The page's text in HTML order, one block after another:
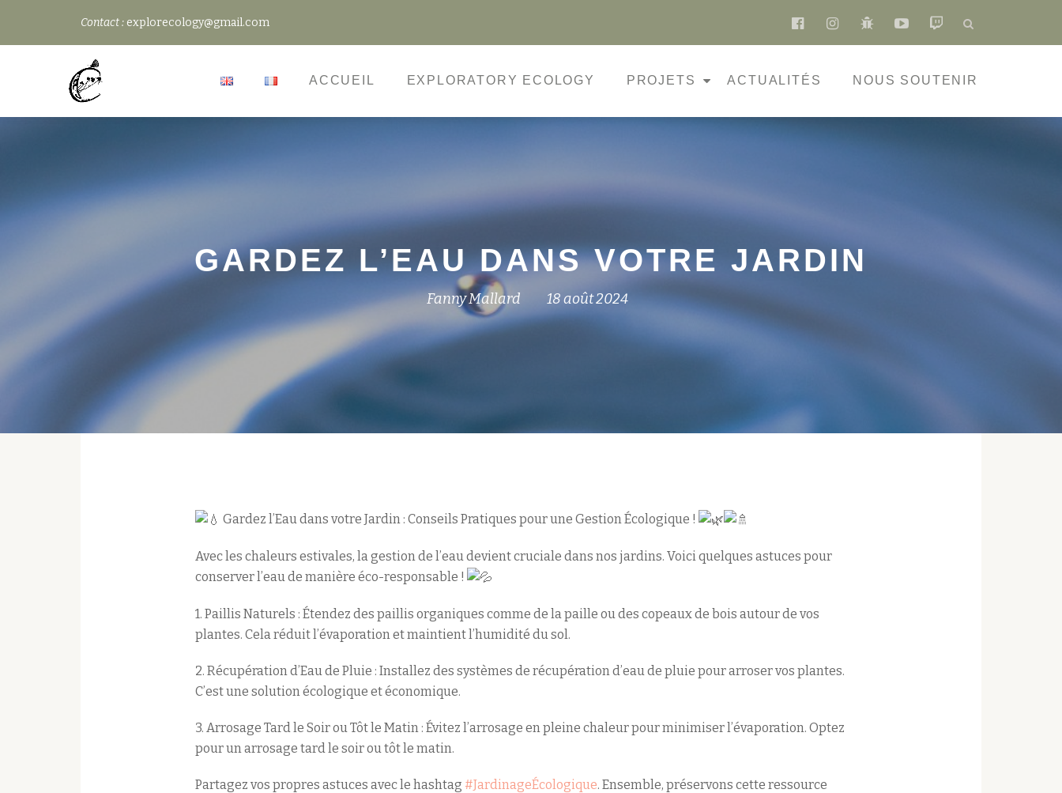
Aller
Contact : explorecology@gmail.com
fa-
facebook-
fa-
instagram
fa-
bug
fa-
youtube-
fa-
twitch
ACCUEIL EXPLORATORY ECOLOGY PROJETS ACTUALITÉS NOUS SOUTENIR
GARDEZ L’EAU DANS VOTRE JARDIN
Fanny Mallard 18 août 2024
Gardez l’Eau dans votre Jardin : Conseils Pratiques pour une Gestion Écologique !
Avec les chaleurs estivales, la gestion de l’eau devient cruciale dans nos jardins. Voici quelques astuces pour
conserver l’eau de manière éco-responsable !
1. Paillis Naturels : Étendez des paillis organiques comme de la paille ou des copeaux de bois autour de vos
plantes. Cela réduit l’évaporation et maintient l’humidité du sol.
2. Récupération d’Eau de Pluie : Installez des systèmes de récupération d’eau de pluie pour arroser vos plantes.
C’est une solution écologique et économique.
3. Arrosage Tard le Soir ou Tôt le Matin : Évitez l’arrosage en pleine chaleur pour minimiser l’évaporation. Optez
pour un arrosage tard le soir ou tôt le matin.
Partagez vos propres astuces avec le hashtag #JardinageÉcologique. Ensemble, préservons cette ressource